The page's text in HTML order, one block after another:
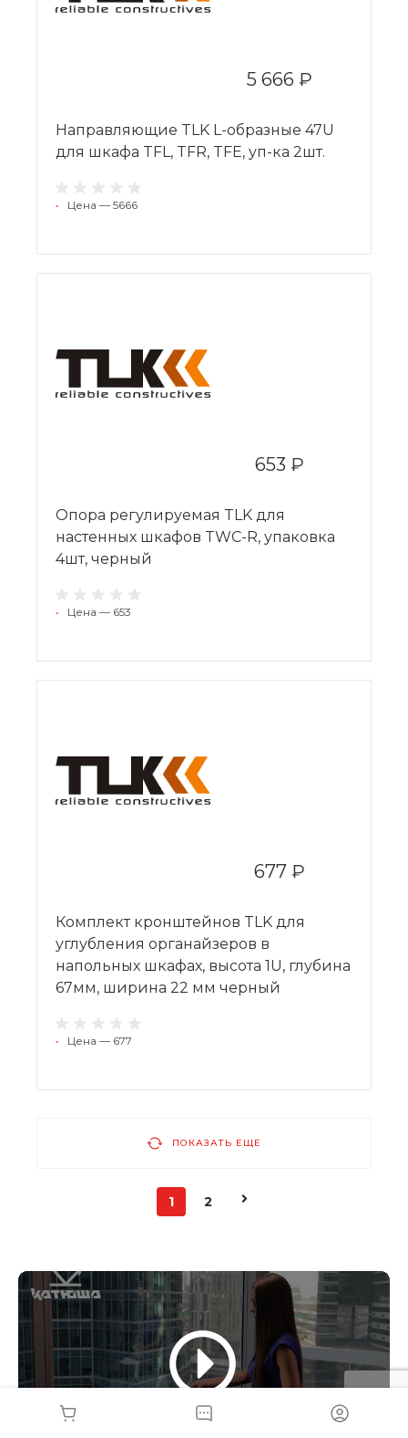
5 666 ₽
Направляющие TLK L-образные 47U
для шкафа TFL, TFR, TFE, уп-ка 2шт.
• Цена — 5666
653 ₽
Опора регулируемая TLK для
настенных шкафов TWC-R, упаковка
4шт, черный
• Цена — 653
677 ₽
Комплект кронштейнов TLK для
углубления органайзеров в
напольных шкафах, высота 1U, глубина
67мм, ширина 22 мм черный
• Цена — 677
ПОКАЗАТЬ ЕЩЕ
1 2